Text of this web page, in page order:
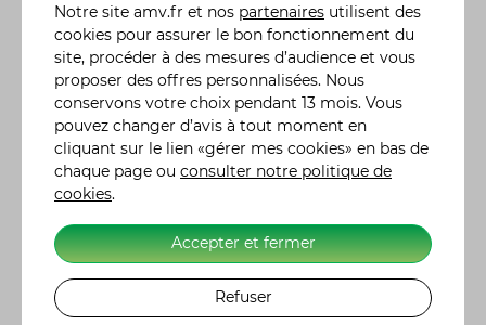
Comment fonctionne la transmission du
Can-Am Outlander MAX 850 XT-P ?
Le Can-Am Outlander MAX 850 XT-P est équipé
d'une transmission CVT (Continuously Variable
Transmission) avec un système de frein moteur
intégré. Ce type de transmission permet une
accélération fluide et continue sans avoir à
changer de vitesse manuellement, ce qui est
particulièrement utile pour le tout-terrain.
Quelles sont les principales caractéristiques
de sécurité du Can-Am Outlander MAX 850
XT-P ?
Ce modèle est doté de plusieurs
Notre site amv.fr et nos partenaires utilisent des
cookies pour assurer le bon fonctionnement du
site, procéder à des mesures d’audience et vous
proposer des offres personnalisées. Nous
conservons votre choix pendant 13 mois. Vous
pouvez changer d’avis à tout moment en
cliquant sur le lien «gérer mes cookies» en bas de
chaque page ou consulter notre politique de
cookies.
Accepter et fermer
Refuser